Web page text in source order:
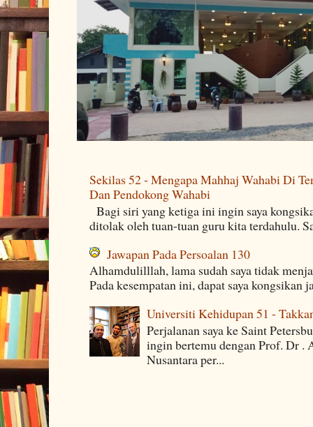
Sekilas 52 - Mengapa Mahhaj Wahabi Di
Dan Pendokong Wahabi
Bagi siri yang ketiga ini ingin saya
ditolak oleh tuan-tuan guru kita terdahulu.
Jawapan Pada Persoalan 130
Alhamdulilllah, lama sudah saya tidak
Pada kesempatan ini, dapat saya kongsikan
Universiti Kehidupan 51 -
Perjalanan saya ke Saint
ingin bertemu dengan Prof. Dr
Nusantara per...